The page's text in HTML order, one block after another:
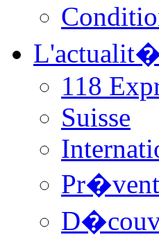
118
Suisse